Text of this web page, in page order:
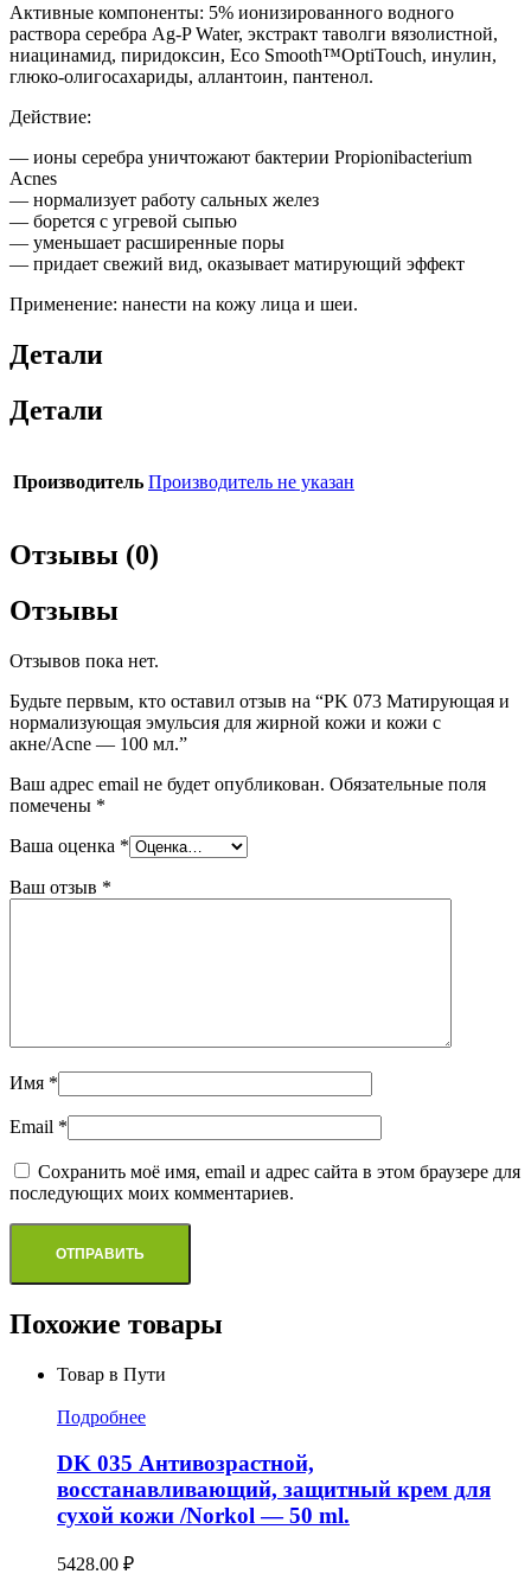
Активные компоненты: 5% ионизированного водного
раствора серебра Ag-P Water, экстракт таволги вязолистной,
ниацинамид, пиридоксин, Eco Smooth™OptiTouch, инулин,
глюко-олигосахариды, аллантоин, пантенол.
Действие:
— ионы серебра уничтожают бактерии Propionibacterium
Acnes
— нормализует работу сальных желез
— борется с угревой сыпью
— уменьшает расширенные поры
— придает свежий вид, оказывает матирующий эффект
Применение: нанести на кожу лица и шеи.
Детали
Детали
Производитель Производитель не указан
Отзывы (0)
Отзывы
Отзывов пока нет.
Будьте первым, кто оставил отзыв на “PK 073 Матирующая и
нормализующая эмульсия для жирной кожи и кожи с
акне/Acne — 100 мл.”
Ваш адрес email не будет опубликован. Обязательные поля
помечены *
Ваша оценка *
Ваш отзыв *
Имя *
Email *
Сохранить моё имя, email и адрес сайта в этом браузере для
последующих моих комментариев.
Похожие товары
Товар в Пути
Подробнее
DK 035 Антивозрастной,
восстанавливающий, защитный крем для
сухой кожи /Norkol — 50 ml.
5428.00 ₽